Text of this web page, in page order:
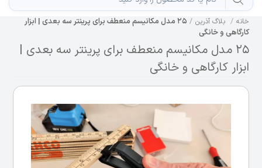
خانه بلاگ آذرین
25 مدل مکانیسم منعطف برای پرینتر سه‌ بعدی | ابزار
کارگاهی و خانگی
25 مدل مکانیسم منعطف برای پرینتر سه‌ بعدی |
ابزار کارگاهی و خانگی